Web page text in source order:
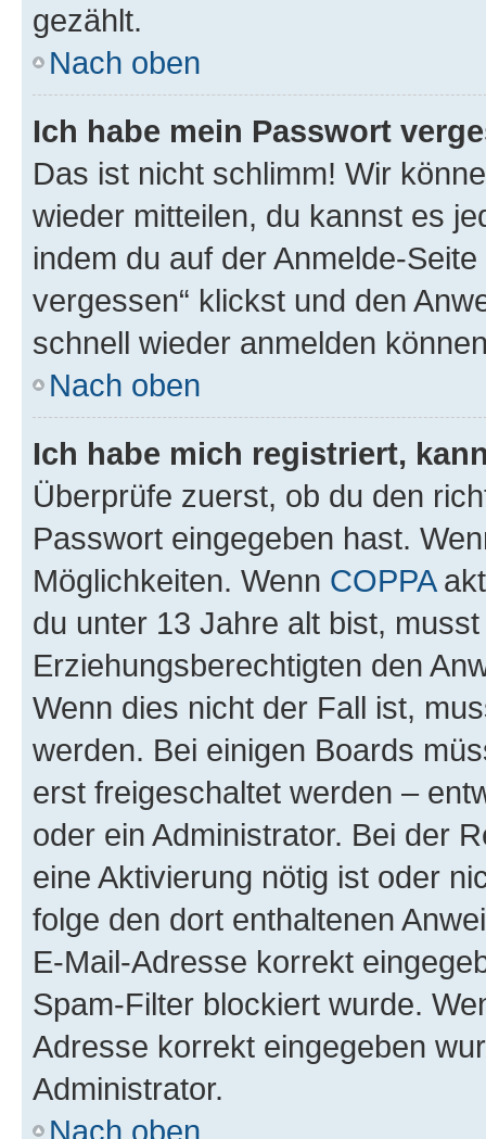
gezählt.
Nach oben
Ich habe mein Passwort
Das ist nicht schlimm! Wir
wieder mitteilen, du kannst es
indem du auf der Anmelde-
vergessen“ klickst und den
schnell wieder anmelden
Nach oben
Ich habe mich registriert,
Überprüfe zuerst, ob du den
Passwort eingegeben hast.
Möglichkeiten. Wenn COPPA
du unter 13 Jahre alt bist,
Erziehungsberechtigten den
Wenn dies nicht der Fall ist,
werden. Bei einigen Boards
erst freigeschaltet werden –
oder ein Administrator. Bei der
eine Aktivierung nötig ist oder
folge den dort enthaltenen
E-Mail-Adresse korrekt
Spam-Filter blockiert wurde.
Adresse korrekt eingegeben
Administrator.
Nach oben